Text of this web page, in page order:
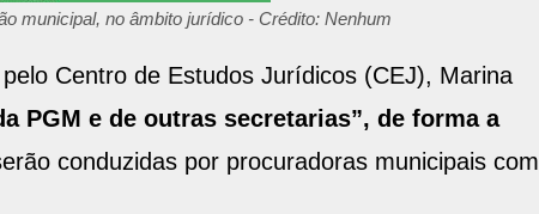
municipal, no âmbito jurídico - Crédito: Nenhum
Centro de Estudos Jurídicos (CEJ), Marina
PGM e de outras secretarias”, de forma a
conduzidas por procuradoras municipais com